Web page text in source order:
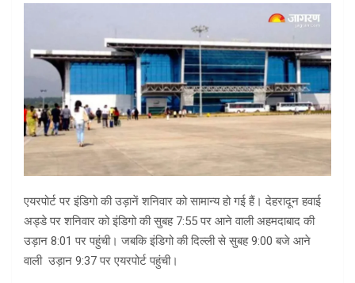
एयरपोर्ट पर इंडिगो की उड़ानें शनिवार को सामान्य हो गई हैं। देहरादून हवाई
अड्डे पर शनिवार को इंडिगो की सुबह 7:55 पर आने वाली अहमदाबाद की
उड़ान 8:01 पर पहुंची। जबकि इंडिगो की दिल्ली से सुबह 9:00 बजे आने
वाली उड़ान 9:37 पर एयरपोर्ट पहुंची।